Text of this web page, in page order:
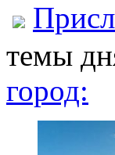
темы
город: